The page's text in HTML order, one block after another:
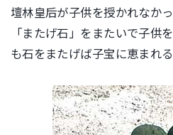
壇林皇后が子供を授かれなか
「またげ石」をまたいで子供
も石をまたげば子宝に恵まれる